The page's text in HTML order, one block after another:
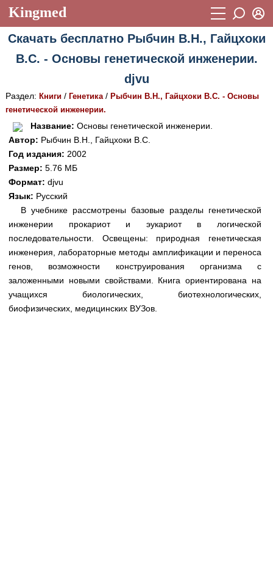
Kingmed
Учебный материал
Видеогалерея 899
Истории болезней 1268
Лекции и презентации 2474
Аккредитационные тесты
Методические рекомендации
Научно-популярное
Статьи
Новости (244)
Медицинская стандартизация
Нормативы экстренной и неотложной помощи
Восстановить пароль
Регистрация
Скачать бесплатно Рыбчин В.Н., Гайцхоки
В.С. - Основы генетической инженерии.
djvu
Раздел: Книги/ Генетика/ Рыбчин В.Н., Гайцхоки В.С. - Основы
генетической инженерии.
Название: Основы генетической инженерии.
Автор: Рыбчин В.Н., Гайцхоки В.С.
Год издания: 2002
Размер: 5.76 МБ
Формат: djvu
Язык: Русский
В учебнике рассмотрены базовые разделы генетической
инженерии прокариот и эукариот в логической
последовательности. Освещены: природная генетическая
инженерия, лабораторные методы амплификации и переноса
генов, возможности конструирования организма с
заложенными новыми свойствами. Книга ориентирована на
учащихся биологических, биотехнологических,
биофизических, медицинских ВУЗов.